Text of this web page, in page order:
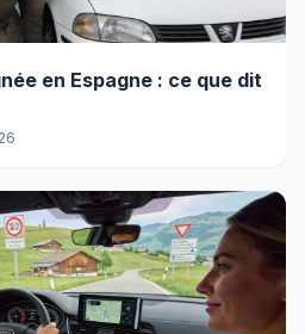
en Espagne : ce que dit